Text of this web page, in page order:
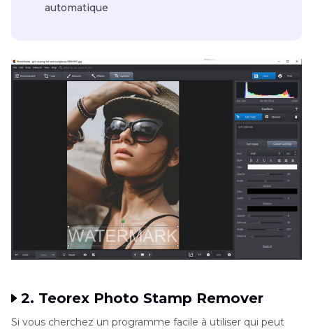
automatique
2. Teorex Photo Stamp Remover
Si vous cherchez un programme facile à utiliser qui peut